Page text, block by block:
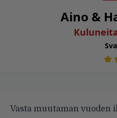
Aino &
Vasta muutaman vuoden